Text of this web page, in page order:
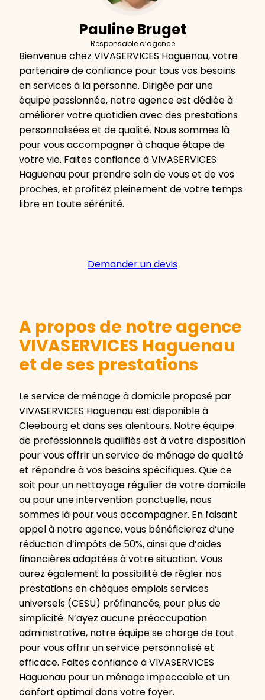
Pauline Bruget
Responsable d’agence
Bienvenue chez VIVASERVICES Haguenau, votre
partenaire de confiance pour tous vos besoins
en services à la personne. Dirigée par une
équipe passionnée, notre agence est dédiée à
améliorer votre quotidien avec des prestations
personnalisées et de qualité. Nous sommes là
pour vous accompagner à chaque étape de
votre vie. Faites confiance à VIVASERVICES
Haguenau pour prendre soin de vous et de vos
proches, et profitez pleinement de votre temps
libre en toute sérénité.
Demander un devis
A propos de notre agence
VIVASERVICES Haguenau
et de ses prestations
Le service de ménage à domicile proposé par
VIVASERVICES Haguenau est disponible à
Cleebourg et dans ses alentours. Notre équipe
de professionnels qualifiés est à votre disposition
pour vous offrir un service de ménage de qualité
et répondre à vos besoins spécifiques. Que ce
soit pour un nettoyage régulier de votre domicile
ou pour une intervention ponctuelle, nous
sommes là pour vous accompagner. En faisant
appel à notre agence, vous bénéficierez d’une
réduction d’impôts de 50%, ainsi que d’aides
financières adaptées à votre situation. Vous
aurez également la possibilité de régler nos
prestations en chèques emplois services
universels (CESU) préfinancés, pour plus de
simplicité. N’ayez aucune préoccupation
administrative, notre équipe se charge de tout
pour vous offrir un service personnalisé et
efficace. Faites confiance à VIVASERVICES
Haguenau pour un ménage impeccable et un
confort optimal dans votre foyer.